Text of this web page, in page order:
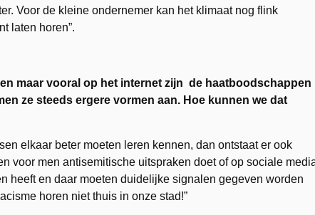
Voor de kleine ondernemer kan het klimaat nog flink
laten horen”.
maar vooral op het internet zijn de haatboodschappen
ze steeds ergere vormen aan. Hoe kunnen we dat
elkaar beter moeten leren kennen, dan ontstaat er ook
voor men antisemitische uitspraken doet of op sociale
heeft en daar moeten duidelijke signalen gegeven worden
horen niet thuis in onze stad!”